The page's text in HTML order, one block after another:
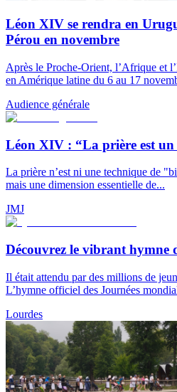
Léon XIV se rendra en
Pérou en novembre
Après le Proche-Orient, l’Afrique et
en Amérique latine du 6 au 17
Audience générale
Léon XIV : “La prière est un
La prière n’est ni une technique de
mais une dimension essentielle de...
JMJ
Découvrez le vibrant hymne
Il était attendu par des millions de
L’hymne officiel des Journées
Lourdes